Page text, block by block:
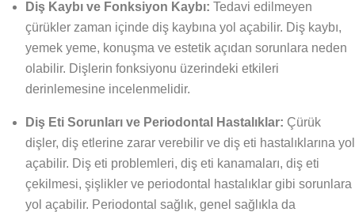
Diş Kaybı ve Fonksiyon Kaybı: Tedavi edilmeyen
çürükler zaman içinde diş kaybına yol açabilir. Diş kaybı,
yemek yeme, konuşma ve estetik açıdan sorunlara neden
olabilir. Dişlerin fonksiyonu üzerindeki etkileri
derinlemesine incelenmelidir.
Diş Eti Sorunları ve Periodontal Hastalıklar: Çürük
dişler, diş etlerine zarar verebilir ve diş eti hastalıklarına yol
açabilir. Diş eti problemleri, diş eti kanamaları, diş eti
çekilmesi, şişlikler ve periodontal hastalıklar gibi sorunlara
yol açabilir. Periodontal sağlık, genel sağlıkla da